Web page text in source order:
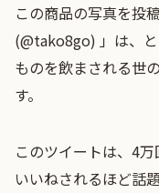
この商品の写真を投
(@tako8go) 」は、
ものを飲まされる世
す。
このツイートは、4
いいねされるほど話